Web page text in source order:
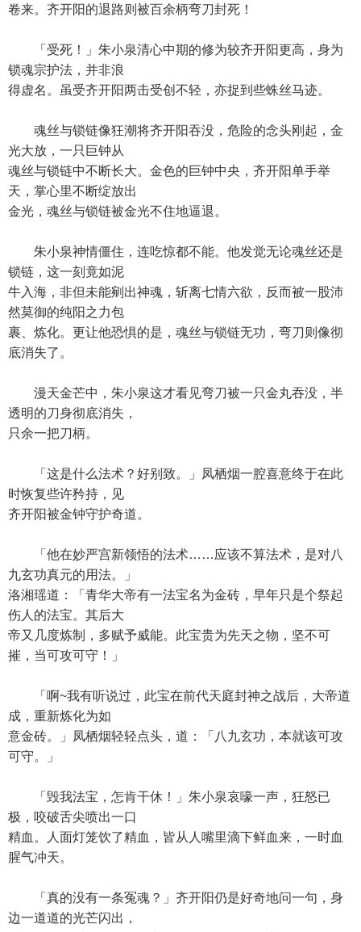
卷来。齐开阳的退路则被百余柄弯刀封死！
「受死！」朱小泉清心中期的修为较齐开阳更高，身为
锁魂宗护法，并非浪
得虚名。虽受齐开阳两击受创不轻，亦捉到些蛛丝马迹。
魂丝与锁链像狂潮将齐开阳吞没，危险的念头刚起，金
光大放，一只巨钟从
魂丝与锁链中不断长大。金色的巨钟中央，齐开阳单手举
天，掌心里不断绽放出
金光，魂丝与锁链被金光不住地逼退。
朱小泉神情僵住，连吃惊都不能。他发觉无论魂丝还是
锁链，这一刻竟如泥
牛入海，非但未能剜出神魂，斩离七情六欲，反而被一股沛
然莫御的纯阳之力包
裹、炼化。更让他恐惧的是，魂丝与锁链无功，弯刀则像彻
底消失了。
漫天金芒中，朱小泉这才看见弯刀被一只金丸吞没，半
透明的刀身彻底消失，
只余一把刀柄。
「这是什么法术？好别致。」凤栖烟一腔喜意终于在此
时恢复些许矜持，见
齐开阳被金钟守护奇道。
「他在妙严宫新领悟的法术……应该不算法术，是对八
九玄功真元的用法。」
洛湘瑶道：「青华大帝有一法宝名为金砖，早年只是个祭起
伤人的法宝。其后大
帝又几度炼制，多赋予威能。此宝贵为先天之物，坚不可
摧，当可攻可守！」
「啊~我有听说过，此宝在前代天庭封神之战后，大帝道
成，重新炼化为如
意金砖。」凤栖烟轻轻点头，道：「八九玄功，本就该可攻
可守。」
「毁我法宝，怎肯干休！」朱小泉哀嚎一声，狂怒已
极，咬破舌尖喷出一口
精血。人面灯笼饮了精血，皆从人嘴里滴下鲜血来，一时血
腥气冲天。
「真的没有一条冤魂？」齐开阳仍是好奇地问一句，身
边一道道的光芒闪出，